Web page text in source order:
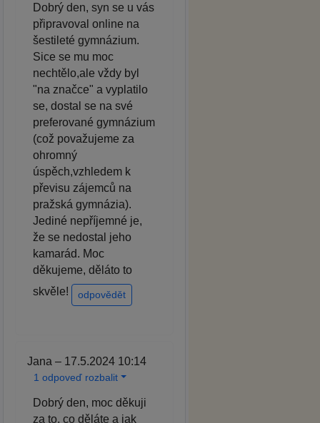
Dobrý den, syn se u vás
připravoval online na
šestileté gymnázium.
Sice se mu moc
nechtělo,ale vždy byl
"na značce" a vyplatilo
se, dostal se na své
preferované gymnázium
(což považujeme za
ohromný
úspěch,vzhledem k
převisu zájemců na
pražská gymnázia).
Jediné nepříjemné je,
že se nedostal jeho
kamarád. Moc
děkujeme, děláto to
skvěle!
odpovědět
Jana – 17.5.2024 10:14
1 odpoveď rozbalit
Dobrý den, moc děkuji
za to, co děláte a jak